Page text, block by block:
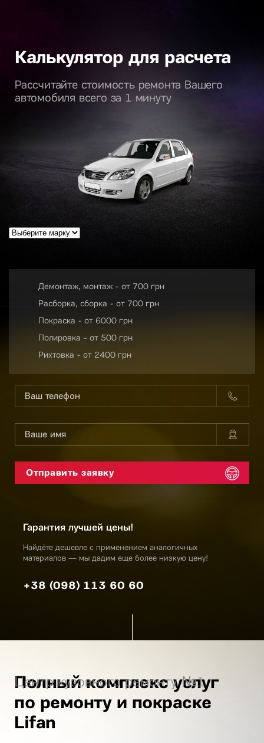
Калькулятор для расчета
Рассчитайте стоимость ремонта Вашего
автомобиля всего за 1 минуту
Демонтаж, монтаж - от 700 грн
Расборка, сборка - от 700 грн
Покраска - от 6000 грн
Полировка - от 500 грн
Рихтовка - от 2400 грн
Гарантия лучшей цены!
Найдёте дешевле с применением аналогичных
материалов — мы дадим еще более низкую цену!
+38 (098) 113 60 60
Полный комплекс услуг
по ремонту и покраске
Lifan
Центр кузовного ремонту №1